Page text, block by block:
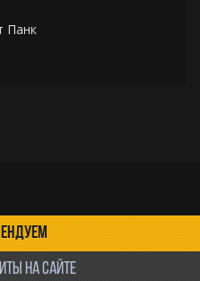
Панк
НА САЙТЕ